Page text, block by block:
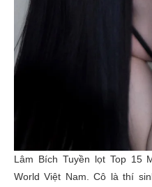
Lâm Bích Tuyền lọt Top 15
World Việt Nam. Cô là thí